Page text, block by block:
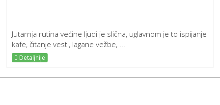
Jutarnja rutina većine ljudi je slična, uglavnom je to ispijanje
kafe, čitanje vesti, lagane vežbe, ...
Detaljnije